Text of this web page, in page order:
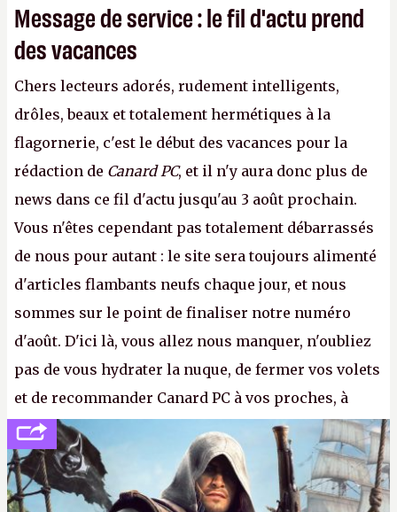
Message de service : le fil d'actu prend
des vacances
Chers lecteurs adorés, rudement intelligents,
drôles, beaux et totalement hermétiques à la
flagornerie, c'est le début des vacances pour la
rédaction de Canard PC, et il n'y aura donc plus de
news dans ce fil d'actu jusqu'au 3 août prochain.
Vous n'êtes cependant pas totalement débarrassés
de nous pour autant : le site sera toujours alimenté
d'articles flambants neufs chaque jour, et nous
sommes sur le point de finaliser notre numéro
d'août. D'ici là, vous allez nous manquer, n'oubliez
pas de vous hydrater la nuque, de fermer vos volets
et de recommander Canard PC à vos proches, à
votre famille et aux inconnus que vous croisez
dans la rue. Bon été à tous ! –ER.